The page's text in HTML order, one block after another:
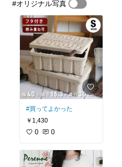
#オリジナル写真
#買ってよかった
￥1,430
0 0